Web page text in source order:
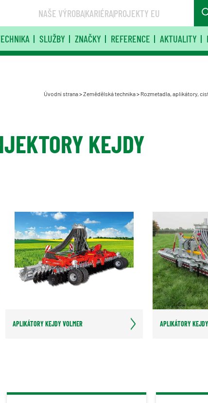
NAŠE VÝROBAKARIÉRAPROJEKTY EU
SLUŽBY ZNAČKY REFERENCE AKTUALITY
Úvodní strana>Zemědělská technika> Rozmetadla, aplikátory,
KEJDY
APLIKÁTORY KEJDY VOLMER APLIKÁTORY